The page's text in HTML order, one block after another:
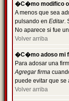
�C�mo modifico o
A menos que sea
pulsando en Editar.
No aparece si fue
Volver arriba
�C�mo adoso mi
Para adosar una
Agregar firma
puede evitar que
Volver arriba